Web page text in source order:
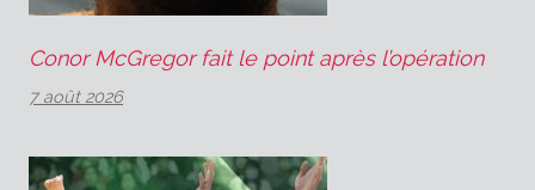
Conor McGregor fait le point après l’opération
7 août 2026